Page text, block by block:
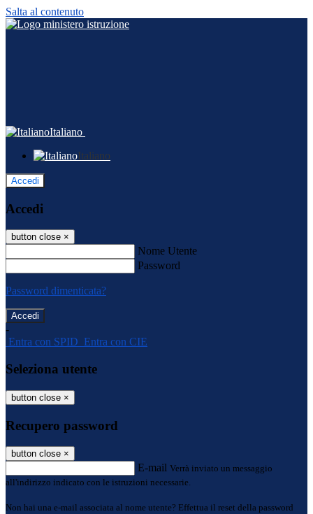
Salta al contenuto
Italiano
Italiano
Accedi
Accedi
button close ×
Nome Utente
Password
Password dimenticata?
-
Entra con SPID Entra con CIE
Seleziona utente
button close ×
Recupero password
button close ×
E-mail Verrà inviato un messaggio
all'indirizzo indicato con le istruzioni necessarie.
Non hai una e-mail associata al nome utente? Effettua il reset della password